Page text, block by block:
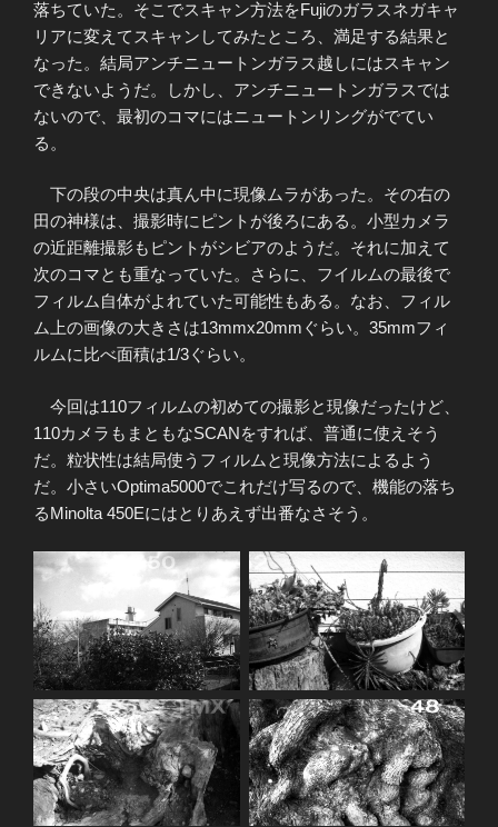
落ちていた。そこでスキャン方法をFujiのガラスネガキャ
リアに変えてスキャンしてみたところ、満足する結果と
なった。結局アンチニュートンガラス越しにはスキャン
できないようだ。しかし、アンチニュートンガラスでは
ないので、最初のコマにはニュートンリングがでてい
る。
下の段の中央は真ん中に現像ムラがあった。その右の
田の神様は、撮影時にピントが後ろにある。小型カメラ
の近距離撮影もピントがシビアのようだ。それに加えて
次のコマとも重なっていた。さらに、フイルムの最後で
フィルム自体がよれていた可能性もある。なお、フィル
ム上の画像の大きさは13mmx20mmぐらい。35mmフィ
ルムに比べ面積は1/3ぐらい。
今回は110フィルムの初めての撮影と現像だったけど、
110カメラもまともなSCANをすれば、普通に使えそう
だ。粒状性は結局使うフィルムと現像方法によるよう
だ。小さいOptima5000でこれだけ写るので、機能の落ち
るMinolta 450Eにはとりあえず出番なさそう。